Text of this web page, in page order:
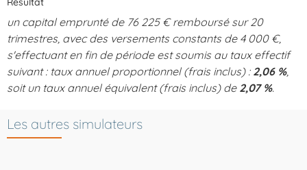
un capital emprunté de 76 225 € remboursé sur 20
trimestres, avec des versements constants de 4 000 €,
s'effectuant en fin de période est soumis au taux effectif
suivant : taux annuel proportionnel (frais inclus) : 2,06 %,
soit un taux annuel équivalent (frais inclus) de 2,07 %.
Les autres simulateurs